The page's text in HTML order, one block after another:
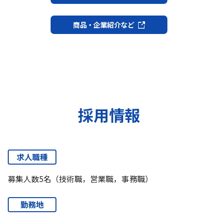
商品・企業紹介など
採用情報
求人職種
募集人数5名（技術職，営業職，事務職）
勤務地